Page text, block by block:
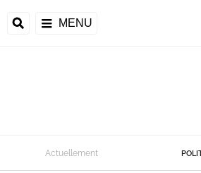
MENU
Actuellement